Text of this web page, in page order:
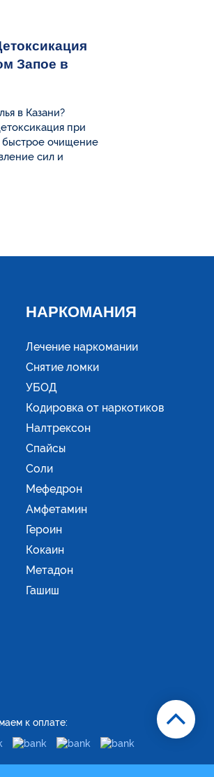
Запое в
в Казани?
при
быстрое очищение
сил и
НАРКОМАНИЯ
Лечение наркомании
Снятие ломки
УБОД
Кодировка от наркотиков
Налтрексон
Спайсы
Соли
Мефедрон
Амфетамин
Героин
Кокаин
Метадон
Гашиш
к оплате: